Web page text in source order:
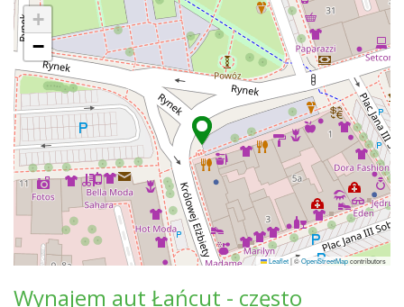
+
−
Leaflet|©OpenStreetMapcontributors
Wynajem aut Łańcut - często